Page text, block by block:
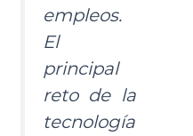
empleos.
El
principal
reto de la
tecnología